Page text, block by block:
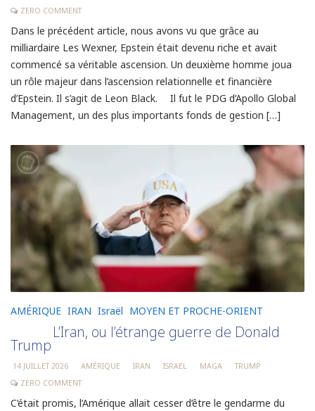
ZERO COMMENT
Dans le précédent article, nous avons vu que grâce au
milliardaire Les Wexner, Epstein était devenu riche et avait
commencé sa véritable ascension. Un deuxième homme joua
un rôle majeur dans l’ascension relationnelle et financière
d’Epstein. Il s’agit de Leon Black. Il fut le PDG d’Apollo Global
Management, un des plus importants fonds de gestion […]
AMÉRIQUE IRAN Israël MOYEN ET PROCHE-ORIENT
L’Iran, ou l’étrange guerre de Donald
Trump
14 JUILLET 2026 AMÉRIQUE IRAN ISRAEL MAGA
TRUMP
ZERO COMMENT
C’était promis, l’Amérique allait cesser d’être le gendarme du